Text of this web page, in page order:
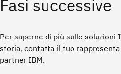
Fasi successive
Per saperne di più sulle soluzioni
storia, contatta il tuo
partner IBM.